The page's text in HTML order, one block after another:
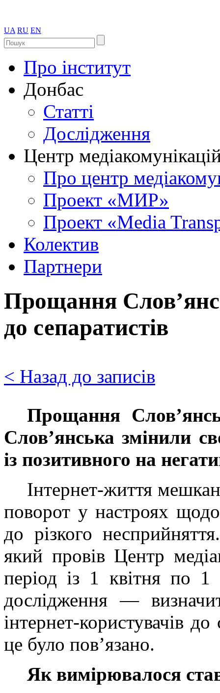
UA RU EN
Про інститут
Донбас
Статті
Дослідження
Центр
Про центр
Проект «МИР»
Проект «Media
Колектив
Партнери
Прощання
до сепаратистів
< Назад до записів
Прощання
Слов’янська змінили
із позитивного на
Інтернет-життя
поворот у настроях
до різкого
який провів Центр
період із 1 квітня по
дослідження —
інтернет-користувачів
це було пов’язано.
Як вимірювалося